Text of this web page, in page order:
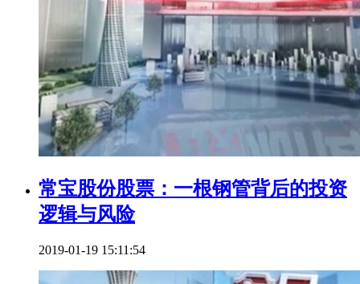
常宝股份股票：一根钢管背后的投资
逻辑与风险
2019-01-19 15:11:54